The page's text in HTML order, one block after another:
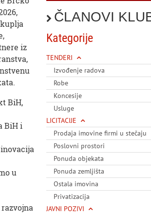
iz
BiH,
BiH i
u
ČLANOVI
Kategorije
TENDERI
Izvođenje radova
Robe
Koncesije
Usluge
LICITACIJE
Prodaja imovine firmi u stečaju
Poslovni prostori
Ponuda objekata
Ponuda zemljišta
Ostala imovina
Privatizacija
JAVNI POZIVI